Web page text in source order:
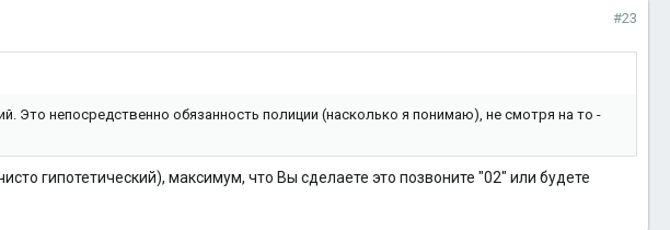
#23
Это непосредственно обязанность полиции (насколько я понимаю), не смотря на то -
гипотетический), максимум, что Вы сделаете это позвоните "02" или будете